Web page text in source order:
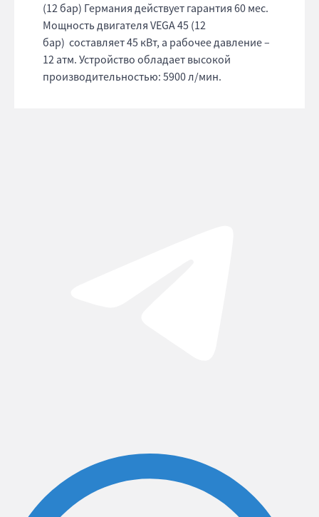
(12 бар) Германия действует гарантия 60 мес.
Мощность двигателя VEGA 45 (12
бар) составляет 45 кВт, а рабочее давление –
12 атм. Устройство обладает высокой
производительностью: 5900 л/мин.